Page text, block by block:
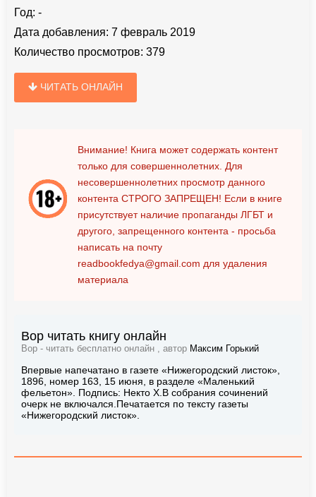
Год: -
Дата добавления: 7 февраль 2019
Количество просмотров: 379
ЧИТАТЬ ОНЛАЙН
Внимание! Книга может содержать контент
только для совершеннолетних. Для
несовершеннолетних просмотр данного
контента СТРОГО ЗАПРЕЩЕН! Если в книге
присутствует наличие пропаганды ЛГБТ и
другого, запрещенного контента - просьба
написать на почту
readbookfedya@gmail.com для удаления
материала
Вор читать книгу онлайн
Вор - читать бесплатно онлайн , автор Максим Горький
Впервые напечатано в газете «Нижегородский листок»,
1896, номер 163, 15 июня, в разделе «Маленький
фельетон». Подпись: Некто Х.В собрания сочинений
очерк не включался.Печатается по тексту газеты
«Нижегородский листок».